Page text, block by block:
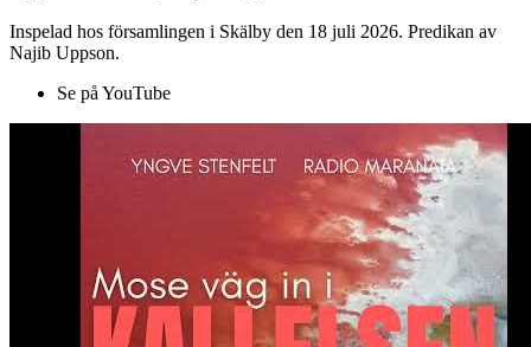
Inspelad hos församlingen i Skälby den 18 juli 2026. Predikan av
Najib Uppson.
Se på YouTube